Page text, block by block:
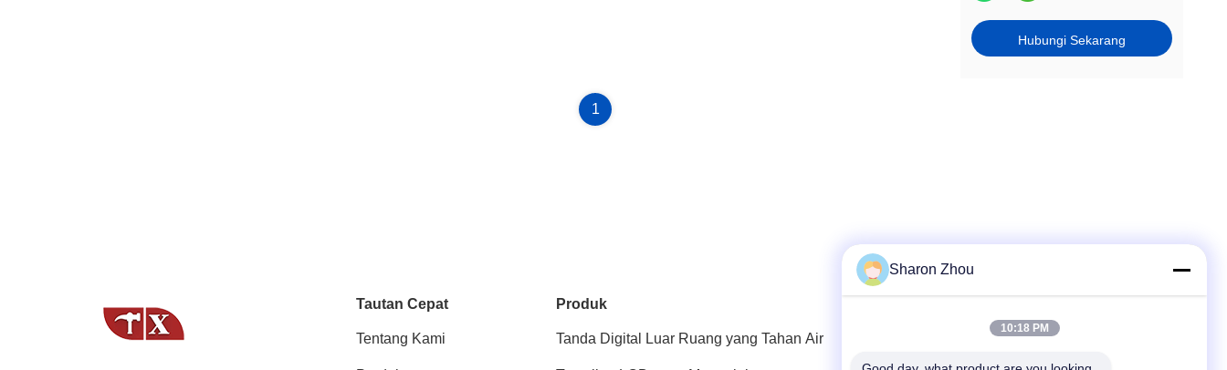
Hubungi Sekarang
1
Tautan Cepat
Tentang Kami
Produk
Tanda Digital Luar Ruang yang Tahan Air
86--18025433062
Sharon Zhou
10:18 PM